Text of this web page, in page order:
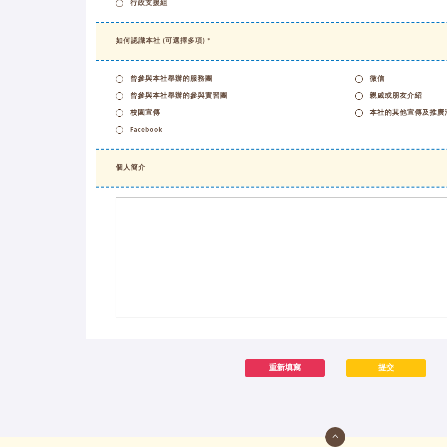
行政支援組
如何認識本社 (可選擇多項) *
曾參與本社舉辦的服務團
曾參與本社舉辦的參與實習團
校園宣傳
Facebook
微信
親戚或朋友介紹
本社的其他宣傳及推廣
個人簡介
重新填寫 提交